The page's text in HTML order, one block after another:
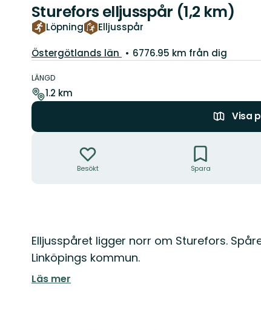
Sturefors elljusspår (1,2 km)
Löpning Elljusspår
Län:
Östergötlands län 6776.95 km från dig
om
leden
LÄNGD
1.2 km
Visa
Besökt Spara
Beskrivning
Elljusspåret ligger norr om Sturefors.
Linköpings kommun.
Läs mer